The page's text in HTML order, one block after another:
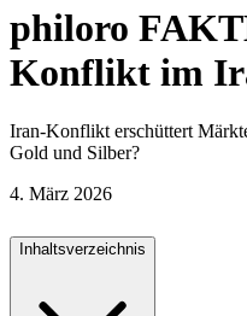
philoro
Konflikt im
Iran-Konflikt erschüttert
Gold und Silber?
4. März 2026
Inhaltsverzeichnis